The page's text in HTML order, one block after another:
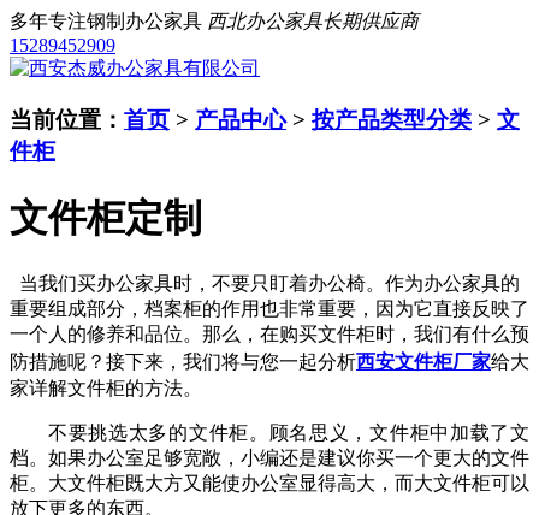
多年专注钢制办公家具 西北办公家具长期供应商
15289452909
当前位置： 首页 > 产品中心> 按产品类型分类 > 文
件柜
文件柜定制
当我们买办公家具时，不要只盯着办公椅。作为办公家具的
重要组成部分，档案柜的作用也非常重要，因为它直接反映了
一个人的修养和品位。那么，在购买文件柜时，我们有什么预
防措施呢？接下来，我们将与您一起分析西安文件柜厂家给大
家详解文件柜的方法。
不要挑选太多的文件柜。顾名思义，文件柜中加载了文
档。如果办公室足够宽敞，小编还是建议你买一个更大的文件
柜。大文件柜既大方又能使办公室显得高大，而大文件柜可以
放下更多的东西。